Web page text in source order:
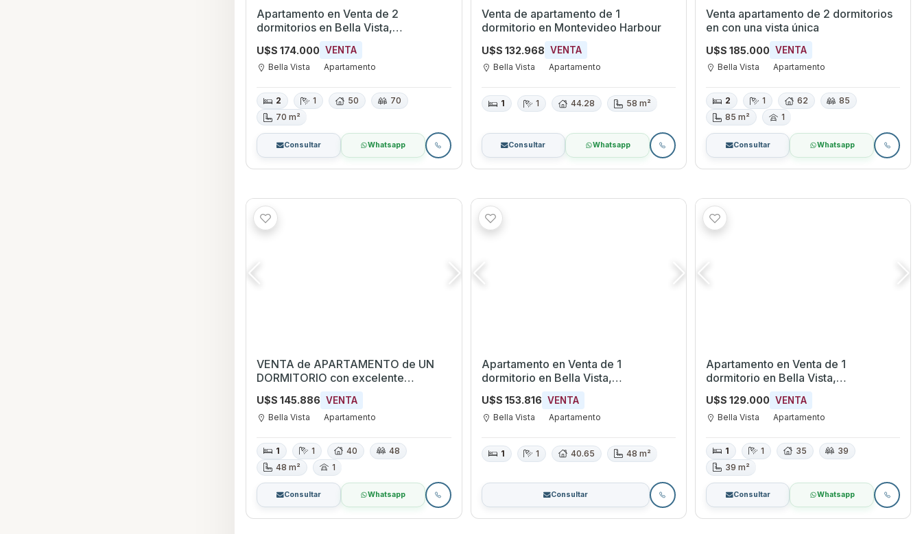
Apartamento en Venta de 2
dormitorios en Bella Vista,
U$S 174.000 VENTA
Bella Vista Apartamento
2 1 50
70
70 m²
Consultar Whatsapp
Venta de apartamento de 1
dormitorio en Montevideo Harbour
U$S 132.968 VENTA
Bella Vista Apartamento
1 1 44.28 58 m²
Consultar Whatsapp
Venta apartamento de 2 dormitorios
en con una vista única
U$S 185.000 VENTA
Bella Vista Apartamento
2 1 62
85
85 m²
1
Consultar Whatsapp
VENTA de APARTAMENTO de UN
DORMITORIO con excelente
ubicación frente a la Bahía de
Montevideo
U$S 145.886 VENTA
Bella Vista Apartamento
1 1 40
48
48 m²
1
Consultar Whatsapp
Apartamento en Venta de 1
dormitorio en Bella Vista,
Montevideo
U$S 153.816 VENTA
Bella Vista Apartamento
1 1 40.65 48 m²
Consultar
Apartamento en Venta de 1
dormitorio en Bella Vista,
U$S 129.000 VENTA
Bella Vista Apartamento
1 1 35
39
39 m²
Consultar Whatsapp